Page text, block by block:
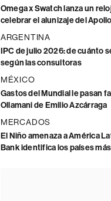
Omega x Swatch lanza un
celebrar el alunizaje del Apollo
ARGENTINA
IPC de julio 2026: de cuánto
según las consultoras
MÉXICO
Gastos del Mundial le pasan
Ollamani de Emilio Azcárraga
MERCADOS
El Niño amenaza a América
Bank identifica los países